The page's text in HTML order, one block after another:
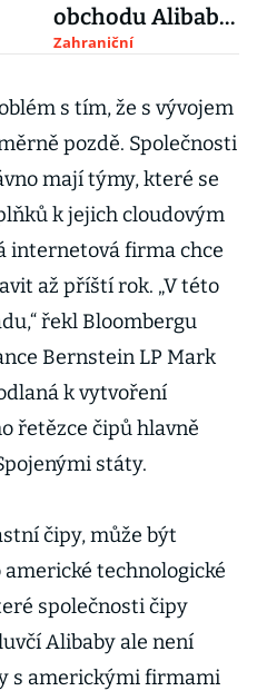
obchodu Alibaba
se stal
Číňanem
Zahraniční
s tím, že s vývojem
pozdě. Společnosti
mají týmy, které se
k jejich cloudovým
internetová firma chce
až příští rok. „V této
řekl Bloombergu
Bernstein LP Mark
k vytvoření
řetězce čipů hlavně
státy.
čipy, může být
technologické
společnosti čipy
Alibaby ale není
s americkými firmami